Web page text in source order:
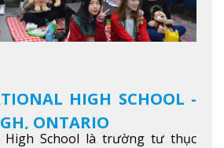
HIGH SCHOOL -
ONTARIO
High School là trường tư thục